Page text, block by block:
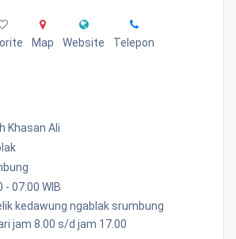
Map Website Telepon
Khasan Ali
- 07:00 WIB
kedawung ngablak srumbung
jam 8.00 s/d jam 17.00